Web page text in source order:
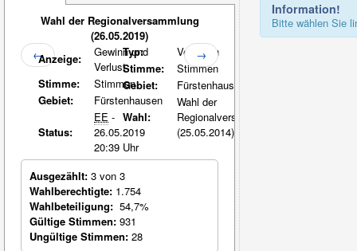
Wahl der Regionalversammlung
(26.05.2019)
←Anzeige:
Gewinn und
Verlust
Stimme:
Stimmen
Gebiet:
Fürstenhausen
Status:
EE -
26.05.2019
20:39 Uhr
Typ:
Vergleich
Stimme:
Stimmen
Gebiet:
Fürstenhausen
Wahl:
Wahl der
Regionalversammlung
(25.05.2014)
→
Ausgezählt: 3 von 3
Wahlberechtigte: 1.754
Wahlbeteiligung: 54,7%
Gültige Stimmen: 931
Ungültige Stimmen: 28
Information!
Bitte wählen Sie